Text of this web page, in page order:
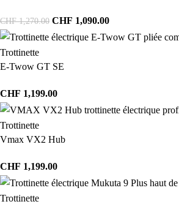
CHF1,270.00 CHF 1,090.00
Trottinette
E-Twow GT SE
CHF 1,199.00
Trottinette
Vmax VX2 Hub
CHF 1,199.00
Trottinette